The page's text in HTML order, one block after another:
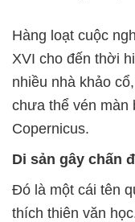
Hàng loạt cuộc
XVI cho đến thời
nhiều nhà khảo
chưa thể vén màn
Copernicus.
Di sản gây chấn
Đó là một cái tên
thích thiên văn